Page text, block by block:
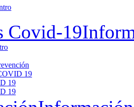
Covid-19
19
19
19